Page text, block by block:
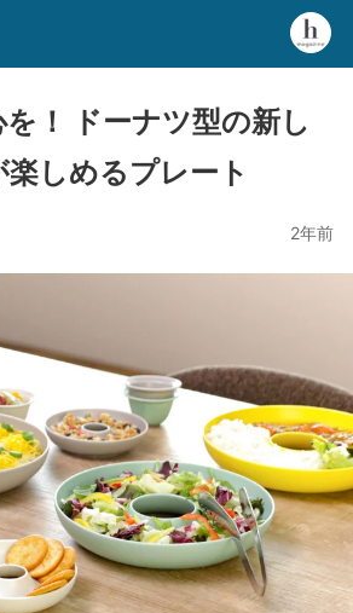
！ ドーナツ型の新し
しめるプレート
2年前